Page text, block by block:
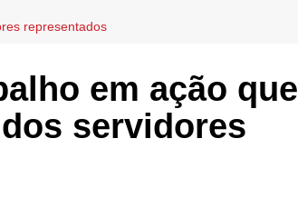
representados
em ação que
servidores